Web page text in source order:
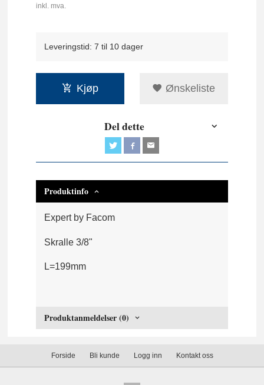
inkl. mva.
Leveringstid: 7 til 10 dager
Kjøp Ønskeliste
Del dette
Produktinfo
Expert by Facom
Skralle 3/8"
L=199mm
Produktanmeldelser (0)
Forside Bli kunde Logg inn Kontakt oss